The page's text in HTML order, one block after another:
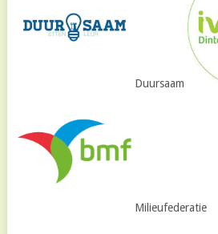
Duursaam
Milieufederatie